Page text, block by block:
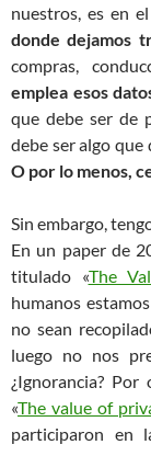
nuestros, es en
donde dejamos
compras,
emplea esos
que debe ser de
debe ser algo que
O por lo menos,
Sin embargo,
En un paper de
titulado «The
humanos
no sean
luego no nos
¿Ignorancia?
«The value of
participaron en